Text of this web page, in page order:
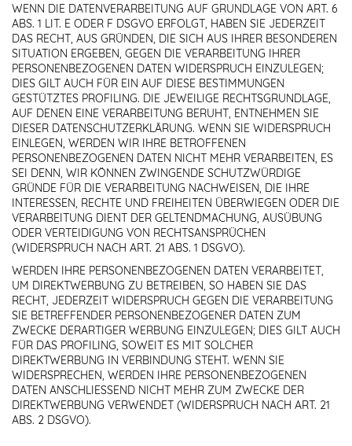
WENN DIE DATENVERARBEITUNG AUF GRUNDLAGE VON ART. 6
ABS. 1 LIT. E ODER F DSGVO ERFOLGT, HABEN SIE JEDERZEIT
DAS RECHT, AUS GRÜNDEN, DIE SICH AUS IHRER BESONDEREN
SITUATION ERGEBEN, GEGEN DIE VERARBEITUNG IHRER
PERSONENBEZOGENEN DATEN WIDERSPRUCH EINZULEGEN;
DIES GILT AUCH FÜR EIN AUF DIESE BESTIMMUNGEN
GESTÜTZTES PROFILING. DIE JEWEILIGE RECHTSGRUNDLAGE,
AUF DENEN EINE VERARBEITUNG BERUHT, ENTNEHMEN SIE
DIESER DATENSCHUTZERKLÄRUNG. WENN SIE WIDERSPRUCH
EINLEGEN, WERDEN WIR IHRE BETROFFENEN
PERSONENBEZOGENEN DATEN NICHT MEHR VERARBEITEN, ES
SEI DENN, WIR KÖNNEN ZWINGENDE SCHUTZWÜRDIGE
GRÜNDE FÜR DIE VERARBEITUNG NACHWEISEN, DIE IHRE
INTERESSEN, RECHTE UND FREIHEITEN ÜBERWIEGEN ODER DIE
VERARBEITUNG DIENT DER GELTENDMACHUNG, AUSÜBUNG
ODER VERTEIDIGUNG VON RECHTSANSPRÜCHEN
(WIDERSPRUCH NACH ART. 21 ABS. 1 DSGVO).
WERDEN IHRE PERSONENBEZOGENEN DATEN VERARBEITET,
UM DIREKTWERBUNG ZU BETREIBEN, SO HABEN SIE DAS
RECHT, JEDERZEIT WIDERSPRUCH GEGEN DIE VERARBEITUNG
SIE BETREFFENDER PERSONENBEZOGENER DATEN ZUM
ZWECKE DERARTIGER WERBUNG EINZULEGEN; DIES GILT AUCH
FÜR DAS PROFILING, SOWEIT ES MIT SOLCHER
DIREKTWERBUNG IN VERBINDUNG STEHT. WENN SIE
WIDERSPRECHEN, WERDEN IHRE PERSONENBEZOGENEN
DATEN ANSCHLIESSEND NICHT MEHR ZUM ZWECKE DER
DIREKTWERBUNG VERWENDET (WIDERSPRUCH NACH ART. 21
ABS. 2 DSGVO).